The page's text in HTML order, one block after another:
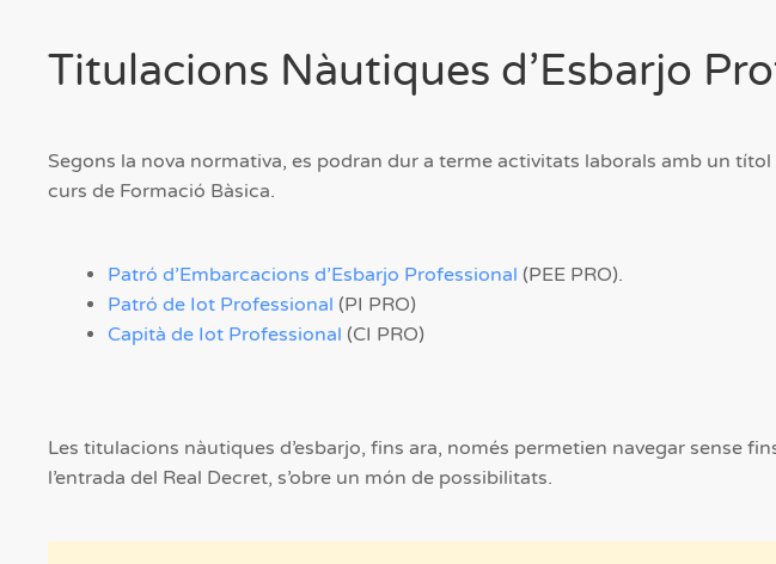
Titulacions Nàutiques d’Esbarjo
Segons la nova normativa, es podran dur a terme activitats laborals amb un títol
curs de Formació Bàsica.
Patró d’Embarcacions d’Esbarjo Professional (PEE PRO).
Patró de Iot Professional (PI PRO)
Capità de Iot Professional (CI PRO)
Les titulacions nàutiques d’esbarjo, fins ara, només permetien navegar sense
l’entrada del Real Decret, s’obre un món de possibilitats.